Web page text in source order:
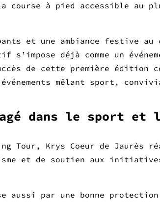
course à pied accessible au
et une ambiance festive au
déjà comme un
de cette première édition
mêlant sport,
dans le sport et
Tour, Krys Coeur de Jaurès
et de soutien aux
aussi par une bonne